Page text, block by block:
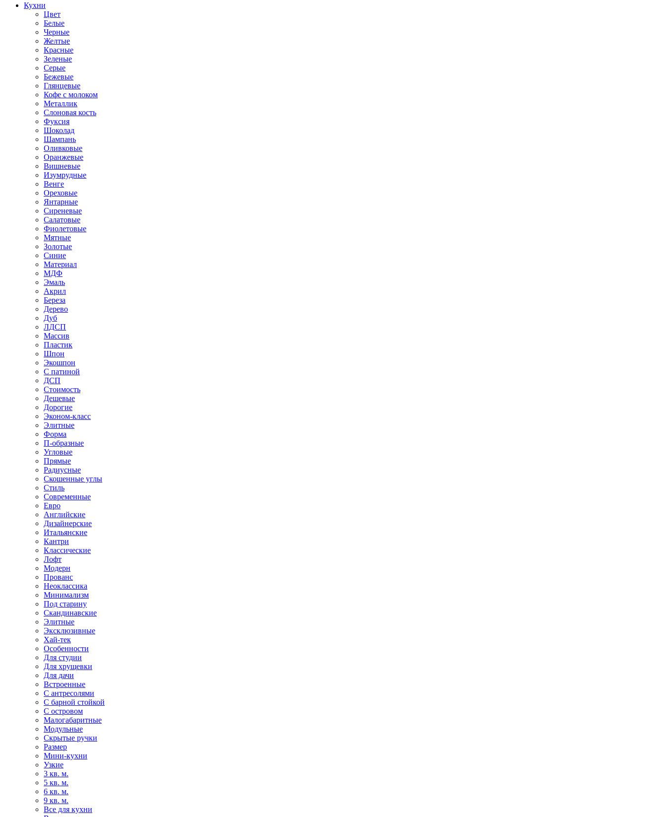
Кухни
Цвет
Белые
Черные
Желтые
Красные
Зеленые
Серые
Бежевые
Глянцевые
Кофе с молоком
Металлик
Слоновая кость
Фуксия
Шоколад
Шампань
Оливковые
Оранжевые
Вишневые
Изумрудные
Венге
Ореховые
Янтарные
Сиреневые
Салатовые
Фиолетовые
Мятные
Золотые
Синие
Материал
МДФ
Эмаль
Акрил
Береза
Дерево
Дуб
ЛДСП
Массив
Пластик
Шпон
Экошпон
С патиной
ДСП
Стоимость
Дешевые
Дорогие
Эконом-класс
Элитные
Форма
П-образные
Угловые
Прямые
Радиусные
Скошенные углы
Стиль
Современные
Евро
Английские
Дизайнерские
Итальянские
Кантри
Классические
Лофт
Модерн
Прованс
Неоклассика
Минимализм
Под старину
Скандинавские
Элитные
Эксклюзивные
Хай-тек
Особенности
Для студии
Для хрущевки
Для дачи
Встроенные
С антресолями
С барной стойкой
С островом
Малогабаритные
Модульные
Скрытые ручки
Размер
Мини-кухни
Узкие
3 кв. м.
5 кв. м.
6 кв. м.
9 кв. м.
Все для кухни